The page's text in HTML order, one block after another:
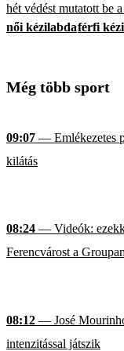
hét védést mutatott be
női kézilabdaférfi
Még több sport
09:07 — Emlékezetes
kilátás
08:24 — Videók:
Ferencvárost a
08:12 — José
intenzitással játszik